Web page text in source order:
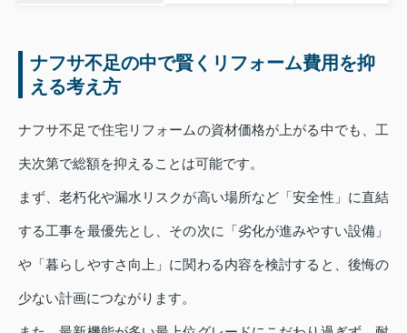
ナフサ不足の中で賢くリフォーム費用を抑
える考え方
ナフサ不足で住宅リフォームの資材価格が上がる中でも、工
夫次第で総額を抑えることは可能です。
まず、老朽化や漏水リスクが高い場所など「安全性」に直結
する工事を最優先とし、その次に「劣化が進みやすい設備」
や「暮らしやすさ向上」に関わる内容を検討すると、後悔の
少ない計画につながります。